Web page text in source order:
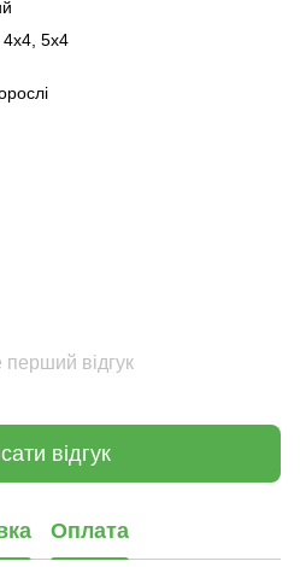
5х4
перший відгук
відгук
Оплата